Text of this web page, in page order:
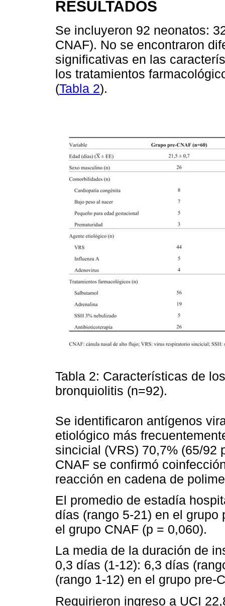
RESULTADOS
Se incluyeron 92 neonatos:
CNAF). No se encontraron
significativas en las
los tratamientos
(Tabla 2).
Tabla 2: Características de
bronquiolitis (n=92).
Se identificaron antígenos
etiológico más
sincicial (VRS) 70,7% (65/92
CNAF se confirmó
reacción en cadena de
El promedio de estadía
días (rango 5-21) en el
el grupo CNAF (p = 0,060).
La media de la duración de
0,3 días (1-12): 6,3 días
(rango 1-12) en el grupo pre-
Requirieron ingreso a UCI